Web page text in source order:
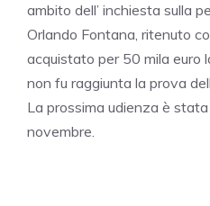
ambito dell’ inchiesta sulla
Orlando Fontana, ritenuto
acquistato per 50 mila euro
non fu raggiunta la prova
La prossima udienza è
novembre.